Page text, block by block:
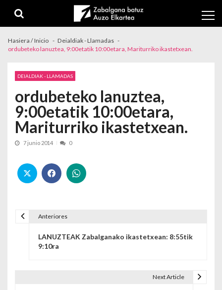
Hasiera / Inicio
Deialdiak - Llamadas
ordubeteko lanuztea, 9:00etatik 10:00etara, Mariturriko ikastetxean.
DEIALDIAK - LLAMADAS
ordubeteko lanuztea,
9:00etatik 10:00etara,
Mariturriko ikastetxean.
7 junio 2014 0
Anteriores
LANUZTEAK Zabalganako ikastetxean: 8:55tik
9:10ra
Next Article